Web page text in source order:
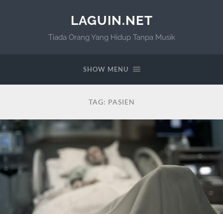
LAGUIN.NET
Tiada Orang Yang Hidup Tanpa Musik
SHOW MENU
TAG: PASIEN